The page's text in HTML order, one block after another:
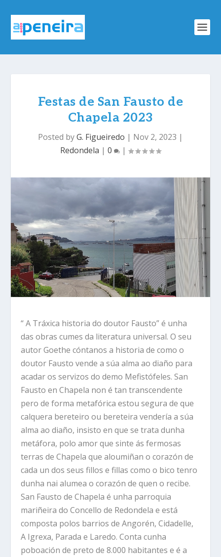
Festas de San Fausto de
Chapela 2023
Posted byG. Figueiredo | Nov 2, 2023 |
Redondela | 0 |
“ A Tráxica historia do doutor Fausto” é unha
das obras cumes da literatura universal. O seu
autor Goethe cóntanos a historia de como o
doutor Fausto vende a súa alma ao diaño para
acadar os servizos do demo Mefistófeles. San
Fausto en Chapela non é tan transcendente
pero de forma metafórica estou segura de que
calquera bereteiro ou bereteira vendería a súa
alma ao diaño, insisto en que se trata dunha
metáfora, polo amor que sinte ás fermosas
terras de Chapela que aloumiñan o corazón de
cada un dos seus fillos e fillas como o bico tenro
dunha nai alumea o corazón de quen o recibe.
San Fausto de Chapela é unha parroquia
mariñeira do Concello de Redondela e está
composta polos barrios de Angorén, Cidadelle,
A Igrexa, Parada e Laredo. Conta cunha
poboación de preto de 8.000 habitantes e é a